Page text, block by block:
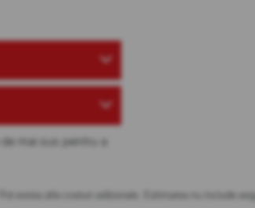
mai sus pentru a
exista alte costuri adiționale. Estimarea nu include